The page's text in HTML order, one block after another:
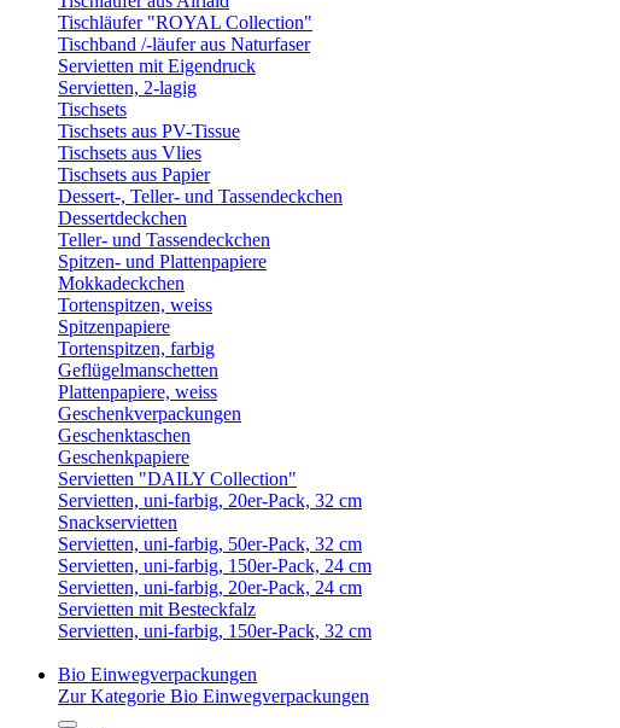
Tischläufer "ROYAL Collection"
Tischband /-läufer aus Naturfaser
Servietten mit Eigendruck
Servietten, 2-lagig
Tischsets
Tischsets aus PV-Tissue
Tischsets aus Vlies
Tischsets aus Papier
Dessert-, Teller- und Tassendeckchen
Dessertdeckchen
Teller- und Tassendeckchen
Spitzen- und Plattenpapiere
Mokkadeckchen
Tortenspitzen, weiss
Spitzenpapiere
Tortenspitzen, farbig
Geflügelmanschetten
Plattenpapiere, weiss
Geschenkverpackungen
Geschenktaschen
Geschenkpapiere
Servietten "DAILY Collection"
Servietten, uni-farbig, 20er-Pack, 32 cm
Snackservietten
Servietten, uni-farbig, 50er-Pack, 32 cm
Servietten, uni-farbig, 150er-Pack, 24 cm
Servietten, uni-farbig, 20er-Pack, 24 cm
Servietten mit Besteckfalz
Servietten, uni-farbig, 150er-Pack, 32 cm
Bio Einwegverpackungen
Zur Kategorie Bio Einwegverpackungen